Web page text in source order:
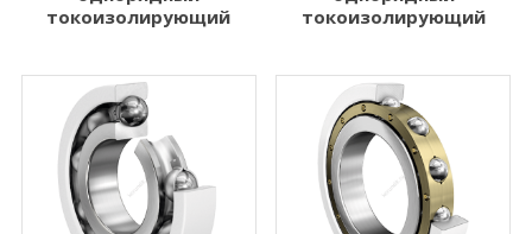
токоизолирующий
токоизолирующий